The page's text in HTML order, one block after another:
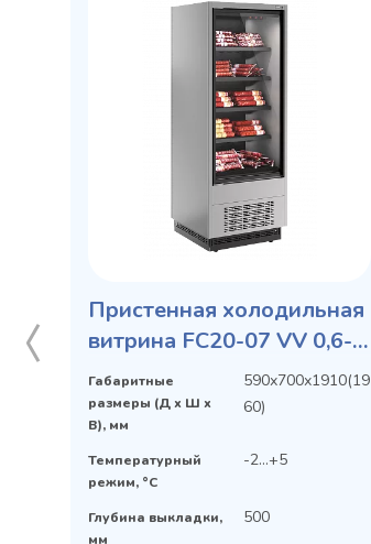
Пристенная холодильная
витрина FC20-07 VV 0,6-1
0300 STANDARD фронт
X1 бок металл
Габаритные
размеры (Д х Ш х
В), мм
590х700х1910(19
60)
Температурный
режим, °C
-2...+5
Глубина выкладки,
мм
500